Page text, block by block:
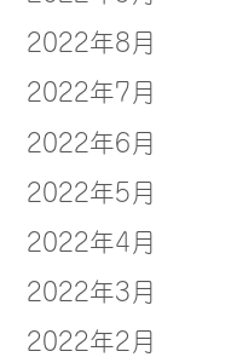
2022年8月
2022年7月
2022年6月
2022年5月
2022年4月
2022年3月
2022年2月